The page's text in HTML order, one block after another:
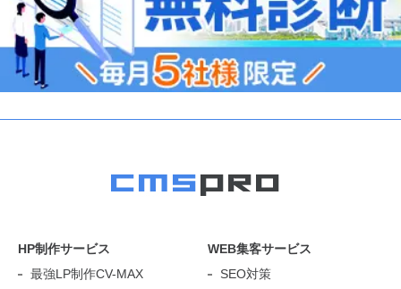
HP制作サービス
最強LP制作CV-MAX
WEB集客サービス
SEO対策